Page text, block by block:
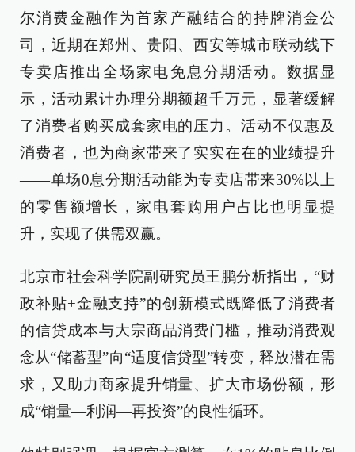
尔消费金融作为首家产融结合的持牌消金公
司，近期在郑州、贵阳、西安等城市联动线下
专卖店推出全场家电免息分期活动。数据显
示，活动累计办理分期额超千万元，显著缓解
了消费者购买成套家电的压力。活动不仅惠及
消费者，也为商家带来了实实在在的业绩提升
——单场0息分期活动能为专卖店带来30%以上
的零售额增长，家电套购用户占比也明显提
升，实现了供需双赢。
北京市社会科学院副研究员王鹏分析指出，“财
政补贴+金融支持”的创新模式既降低了消费者
的信贷成本与大宗商品消费门槛，推动消费观
念从“储蓄型”向“适度信贷型”转变，释放潜在需
求，又助力商家提升销量、扩大市场份额，形
成“销量—利润—再投资”的良性循环。